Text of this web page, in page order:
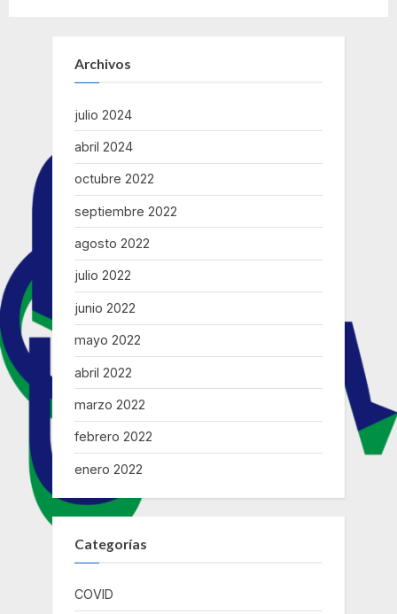
Archivos
julio 2024
abril 2024
octubre 2022
septiembre 2022
agosto 2022
julio 2022
junio 2022
mayo 2022
abril 2022
marzo 2022
febrero 2022
enero 2022
Categorías
COVID